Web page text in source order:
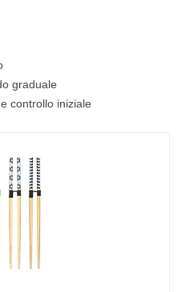
graduale
controllo iniziale